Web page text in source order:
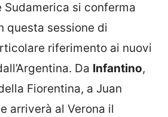
Sudamerica si conferma
questa sessione di
riferimento ai nuovi
Da Infantino,
Fiorentina, a Juan
arriverà al Verona il